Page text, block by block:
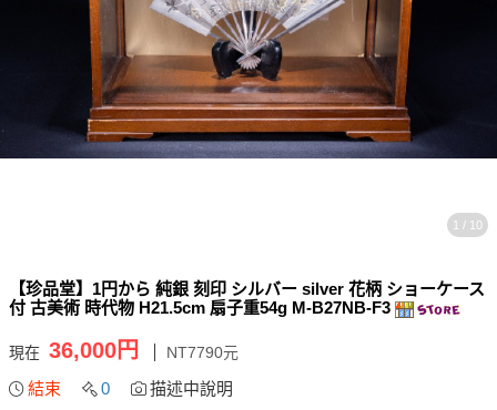
1 / 10
【珍品堂】1円から 純銀 刻印 シルバー silver 花柄 ショーケース
付 古美術 時代物 H21.5cm 扇子重54g M-B27NB-F3
現在 36,000円 NT7790元
結束 0 描述中說明